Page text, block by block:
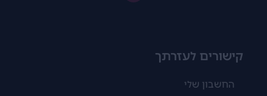
קישורים לעזרתך
החשבון שלי